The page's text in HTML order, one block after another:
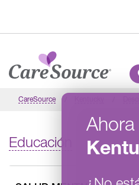
CareSource
Educación